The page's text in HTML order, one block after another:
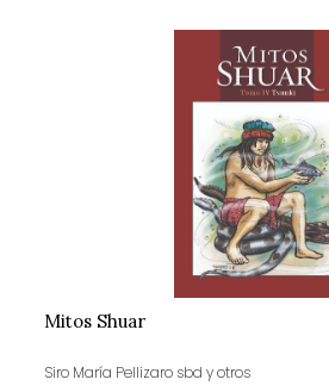
Mitos Shuar
Siro María Pellizaro sbd y otros